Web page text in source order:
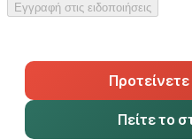
Εγγραφή στις ειδοποιήσεις
Πείτε το